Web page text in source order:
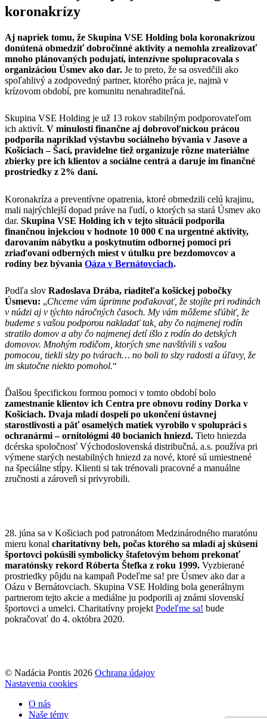
koronakrízy
Aj napriek tomu, že Skupina VSE Holding bola koronakrízou
donútená obmedziť dobročinné aktivity a nemohla zrealizovať
mnoho plánovaných podujatí, intenzívne spolupracovala s
organizáciou Úsmev ako dar. Je to preto, že sa osvedčili ako
spoľahlivý a zodpovedný partner, ktorého práca je, najmä v
krízovom období, pre komunitu nenahraditeľná.
Skupina VSE Holding je už 13 rokov stabilným podporovateľom
ich aktivít. V minulosti finančne aj dobrovoľníckou prácou
podporila napríklad výstavbu sociálneho bývania v Jasove a
Košiciach – Šaci, pravidelne tiež organizuje rôzne materiálne
zbierky pre ich klientov a sociálne centrá a daruje im finančné
prostriedky z 2% daní.
Koronakríza a preventívne opatrenia, ktoré obmedzili celú krajinu,
mali najrýchlejší dopad práve na ľudí, o ktorých sa stará Úsmev ako
dar. Skupina VSE Holding ich v tejto situácii podporila
finančnou injekciou v hodnote 10 000 € na urgentné aktivity,
darovaním nábytku a poskytnutím odbornej pomoci pri
zriaďovaní odberných miest v útulku pre bezdomovcov a
rodiny bez bývania Oáza v Bernátovciach.
Podľa slov Radoslava Drába, riaditeľa košickej pobočky
Úsmevu: „Chceme vám úprimne poďakovať, že stojíte pri rodinách
v núdzi aj v týchto náročných časoch. My vám môžeme sľúbiť, že
budeme s vašou podporou nakladať tak, aby čo najmenej rodín
stratilo domov a aby čo najmenej detí išlo z rodín do detských
domovov. Mnohým rodičom, ktorých sme navštívili s vašou
pomocou, tiekli slzy po tvárach… no boli to slzy radosti a úľavy, že
im skutočne niekto pomohol.“
Ďalšou špecifickou formou pomoci v tomto období bolo
zamestnanie klientov ich Centra pre obnovu rodiny Dorka v
Košiciach. Dvaja mladí dospelí po ukončení ústavnej
starostlivosti a päť osamelých matiek vyrobilo v spolupráci s
ochranármi – ornitológmi 40 bocianich hniezd. Tieto hniezda
dcérska spoločnosť Východoslovenská distribučná, a.s. používa pri
výmene starých nestabilných hniezd za nové, ktoré sú umiestnené
na špeciálne stĺpy. Klienti si tak trénovali pracovné a manuálne
zručnosti a zároveň si privyrobili.
28. júna sa v Košiciach pod patronátom Medzinárodného maratónu
mieru konal charitatívny beh, počas ktorého sa mladí aj skúsení
športovci pokúsili symbolicky štafetovým behom prekonať
maratónsky rekord Róberta Štefka z roku 1999. Vyzbierané
prostriedky pôjdu na kampaň Podeľme sa! pre Úsmev ako dar a
Oázu v Bernátovciach. Skupina VSE Holding bola generálnym
partnerom tejto akcie a mediálne ju podporili aj známi slovenskí
športovci a umelci. Charitatívny projekt Podeľme sa! bude
pokračovať do 4. októbra 2020.
© Nadácia Pontis 2026 Ochrana údajov
Nastavenia cookies
O nás
Naše témy